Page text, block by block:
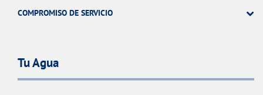
COMPROMISO DE SERVICIO
Tu Agua